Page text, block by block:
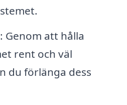
Genom att hålla
rent och väl
du förlänga dess